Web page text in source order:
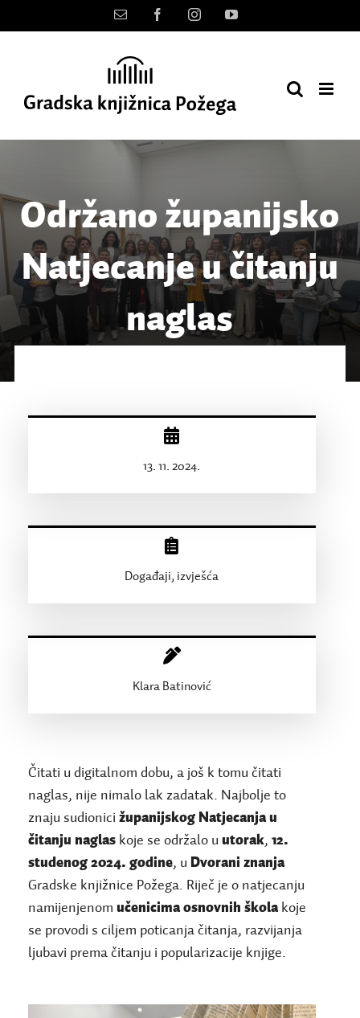
to
Kontakt FacebookInstagramYouTube
Održano županijsko
Natjecanje u čitanju
naglas
13. 11. 2024.
Događaji, izvješća
Klara Batinović
Čitati u digitalnom dobu, a još k tomu čitati
naglas, nije nimalo lak zadatak. Najbolje to
znaju sudionicižupanijskog Natjecanja u
čitanju naglas koje se održalo uutorak,12.
studenog 2024. godine, u Dvorani znanja
Gradske knjižnice Požega. Riječ je o natjecanju
namijenjenomučenicima osnovnih školakoje
se provodi s ciljem poticanja čitanja, razvijanja
ljubavi prema čitanju i popularizacije knjige.